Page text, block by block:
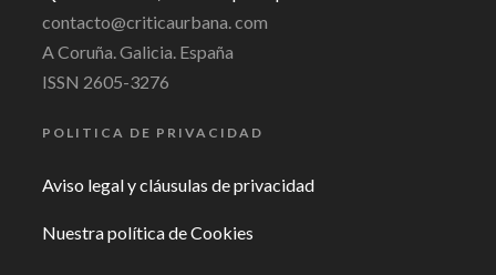
contacto@criticaurbana. com
A Coruña. Galicia. España
ISSN 2605-3276
POLITICA DE PRIVACIDAD
Aviso legal y cláusulas de privacidad
Nuestra política de Cookies